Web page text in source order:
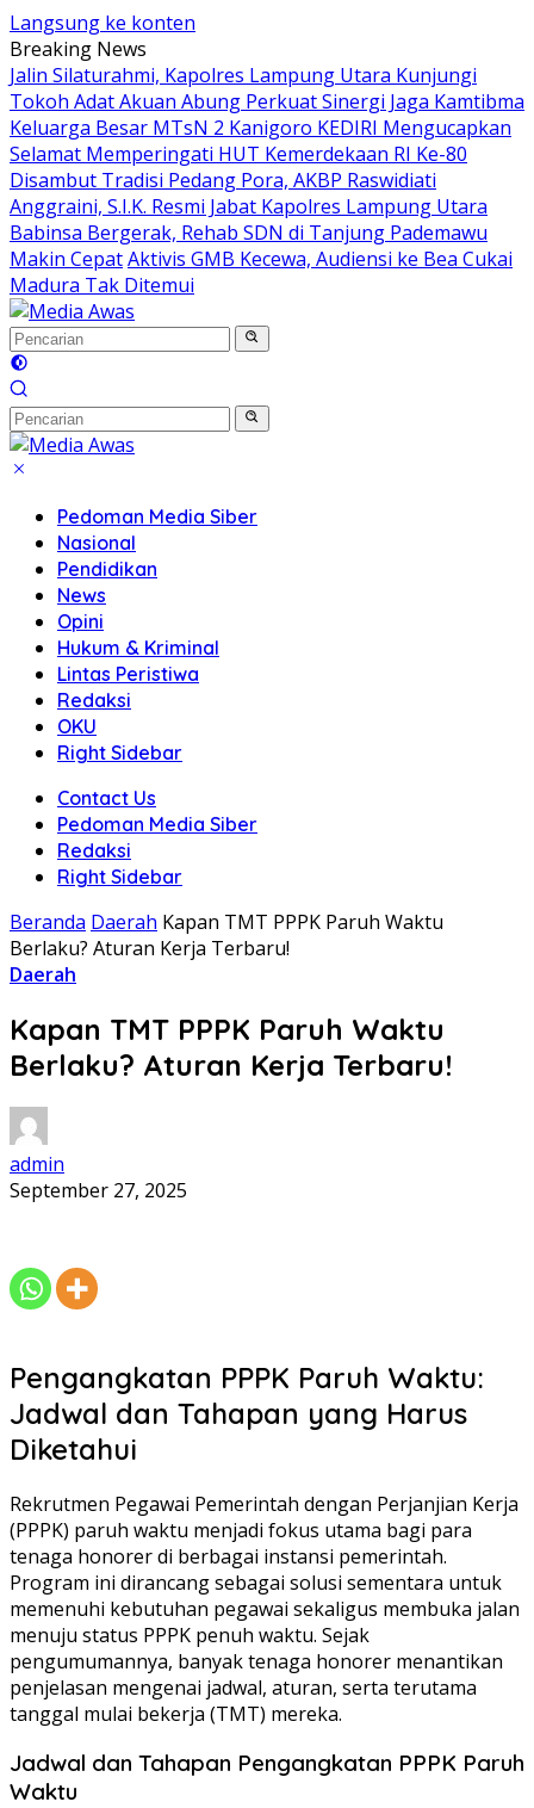
Langsung ke konten
Breaking News
Jalin Silaturahmi, Kapolres Lampung Utara Kunjungi
Tokoh Adat Akuan Abung Perkuat Sinergi Jaga Kamtibma
Keluarga Besar MTsN 2 Kanigoro KEDIRI Mengucapkan
Selamat Memperingati HUT Kemerdekaan RI Ke-80
Disambut Tradisi Pedang Pora, AKBP Raswidiati
Anggraini, S.I.K. Resmi Jabat Kapolres Lampung Utara
Babinsa Bergerak, Rehab SDN di Tanjung Pademawu
Makin CepatAktivis GMB Kecewa, Audiensi ke Bea Cukai
Madura Tak Ditemui
Pedoman Media Siber
Nasional
Pendidikan
News
Opini
Hukum & Kriminal
Lintas Peristiwa
Redaksi
OKU
Right Sidebar
Contact Us
Pedoman Media Siber
Redaksi
Right Sidebar
Beranda Daerah Kapan TMT PPPK Paruh Waktu
Berlaku? Aturan Kerja Terbaru!
Daerah
Kapan TMT PPPK Paruh Waktu
Berlaku? Aturan Kerja Terbaru!
admin
September 27, 2025
Pengangkatan PPPK Paruh Waktu:
Jadwal dan Tahapan yang Harus
Diketahui
Rekrutmen Pegawai Pemerintah dengan Perjanjian Kerja
(PPPK) paruh waktu menjadi fokus utama bagi para
tenaga honorer di berbagai instansi pemerintah.
Program ini dirancang sebagai solusi sementara untuk
memenuhi kebutuhan pegawai sekaligus membuka jalan
menuju status PPPK penuh waktu. Sejak
pengumumannya, banyak tenaga honorer menantikan
penjelasan mengenai jadwal, aturan, serta terutama
tanggal mulai bekerja (TMT) mereka.
Jadwal dan Tahapan Pengangkatan PPPK Paruh
Waktu